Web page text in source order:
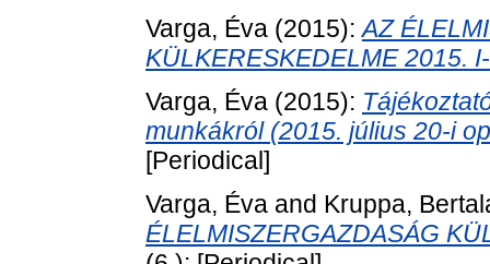
Varga, Éva (2015):AZ
KÜLKERESKEDELME 2015.
Varga, Éva (2015):
munkákról (2015. július 20-i
[Periodical]
Varga, Éva and Kruppa,
ÉLELMISZERGAZDASÁG